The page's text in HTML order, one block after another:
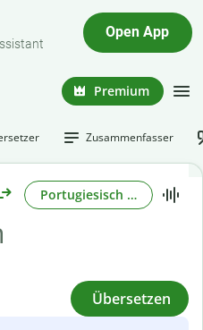
Open App
Premium
Zusammenfasser
Portugiesisch
Übersetzen